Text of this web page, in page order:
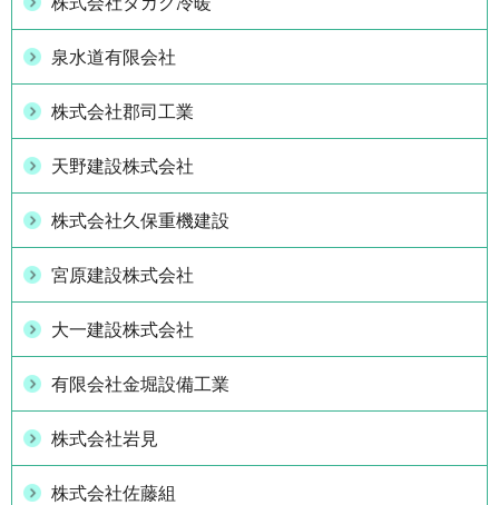
泉水道有限会社
株式会社郡司工業
天野建設株式会社
株式会社久保重機建設
宮原建設株式会社
大一建設株式会社
有限会社金堀設備工業
株式会社岩見
株式会社佐藤組